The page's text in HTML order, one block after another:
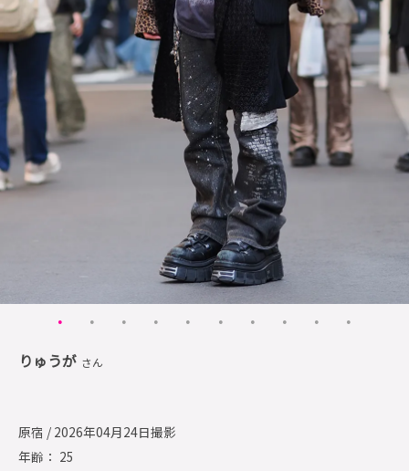
りゅうが さん
原宿 / 2026年04月24日撮影
年齢： 25